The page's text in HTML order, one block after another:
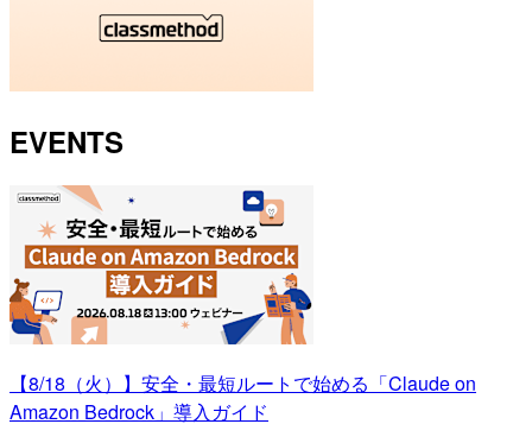
EVENTS
【8/18（火）】安全・最短ルートで始める「Claude on
Amazon Bedrock」導入ガイド